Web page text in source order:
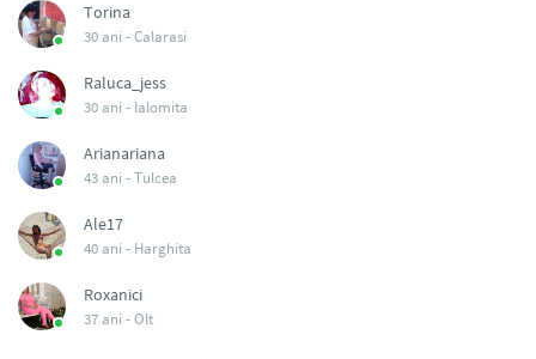
Torina
30 ani -Calarasi
Raluca_jess
30 ani - Ialomita
Arianariana
43 ani -Tulcea
Ale17
40 ani - Harghita
Roxanici
37 ani -Olt